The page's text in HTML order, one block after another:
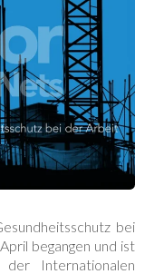
bei
begangen und ist
Internationalen